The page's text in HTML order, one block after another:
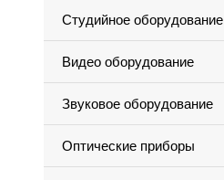
Студийное оборудование
Видео оборудование
Звуковое оборудование
Оптические приборы